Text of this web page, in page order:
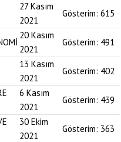
27 Kasım
2021
Gösterim: 615
20 Kasım
2021
Gösterim: 491
13 Kasım
2021
Gösterim: 402
6 Kasım
2021
Gösterim: 439
30 Ekim
2021
Gösterim: 363